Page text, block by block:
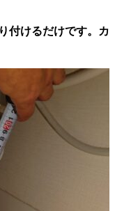
付けるだけです。カ